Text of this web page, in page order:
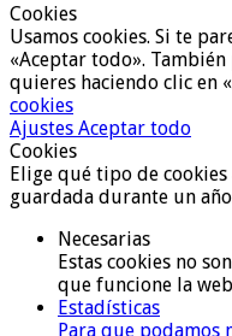
Cookies
Usamos cookies. Si te
«Aceptar todo».
quieres haciendo clic en
cookies
Ajustes Aceptar todo
Cookies
Elige qué tipo de
guardada durante un
Necesarias
Estas cookies no
que funcione la
Estadísticas
Para que